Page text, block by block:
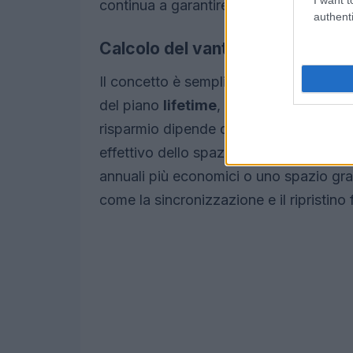
continua a garantire aggiornamenti e
Calcolo del vantaggio
Il concetto è semplice: confrontando
del piano lifetime, spesso il punto di
risparmio dipende dal prezzo
effettivo dello spazio. Se preferisci
annuali più economici o uno spazio
come la sincronizzazione e il ripristino